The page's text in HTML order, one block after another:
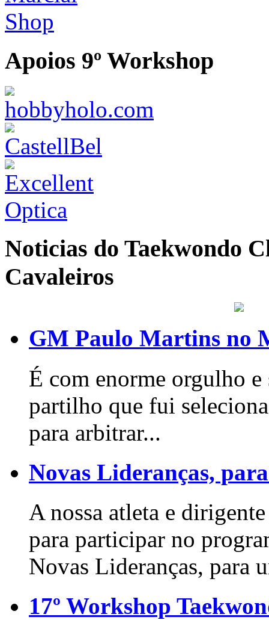
Apoios 9º Workshop
Noticias do Taekwondo
Cavaleiros
GM Paulo Martins no
É com enorme orgulho
partilho que fui
para arbitrar...
Novas Lideranças,
A nossa atleta e
para participar no
Novas Lideranças, para
17º Workshop